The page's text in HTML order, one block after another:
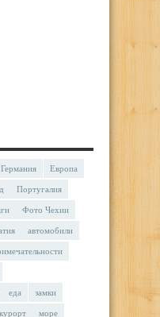
Германия Европа
Португалия
Фото Чехии
автомобили
еда замки
курорт море